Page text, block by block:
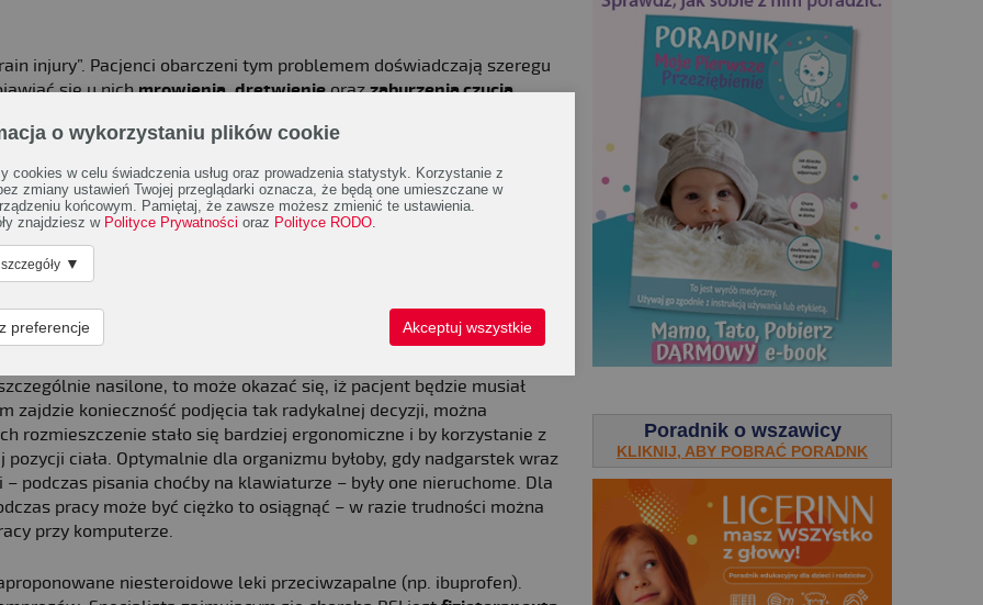
injury”. Pacjenci obarczeni tym problemem doświadczają szeregu
się u nichmrowienia,drętwienieorazzaburzenia czucia.
z RSI mogą również doświadczać bólu, nadmiernej sztywności
mogą dotyczyć struktur rozciągających się od nadgarstka aż po
przeciążeniami, które skutkująuszkodzeniami nerwów,mięśni
w pracy wciąż te same czynności. Przykładami tego
wielu godzin przed komputerem (jak to ma miejsce u
grafików czy sekretarek).
nasilone, to może okazać się, iż pacjent będzie musiał
zajdzie konieczność podjęcia tak radykalnej decyzji, można
rozmieszczenie stało się bardziej ergonomiczne i by korzystanie z
ciała. Optymalnie dla organizmu byłoby, gdy nadgarstek wraz
podczas pisania choćby na klawiaturze – były one nieruchome. Dla
pracy może być ciężko to osiągnąć – w razie trudności można
przy komputerze.
niesteroidowe leki przeciwzapalne (np. ibuprofen).
Poradnik o wszawicy
KLIKNIJ, ABY POBRAĆ PORADNK
o wykorzystaniu plików cookie
cookies w celu świadczenia usług oraz prowadzenia statystyk. Korzystanie z
zmiany ustawień Twojej przeglądarki oznacza, że będą one umieszczane w
końcowym. Pamiętaj, że zawsze możesz zmienić te ustawienia.
znajdziesz w Polityce Prywatności oraz Polityce RODO
▼
preferencje Akceptuj wszystkie